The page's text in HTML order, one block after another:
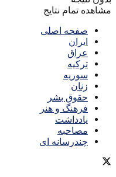
مشاهده تمام نتایج
صفحه اصلی
ایران
عراق
ترکیه
سوریه
زنان
حقوق بشر
فرهنگ و هنر
یادداشت
مصاحبه
چندرسانه ای